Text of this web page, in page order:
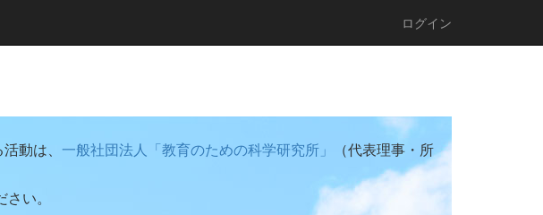
ログイン
動は、 一般社団法人「教育のための科学研究所」
（代表理事・所
い。